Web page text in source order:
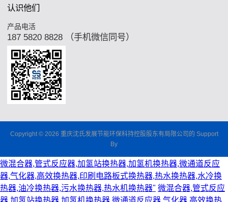
认识他们
产品电活
187 5820 8828 （手机微信同号）
Copyright © 2026 重庆沈氏发展节能环保科持控股股东有局限公司的 Support
By
微混合器,管式反应器,加氢站换热器,加氢机换热器,微通道反应
器,气化器,高效换热器,印刷电路板式换热器,热水换热器,水冷换
热器,油冷换热器,污水换热器,热水机换热器" 微混合器,管式反应